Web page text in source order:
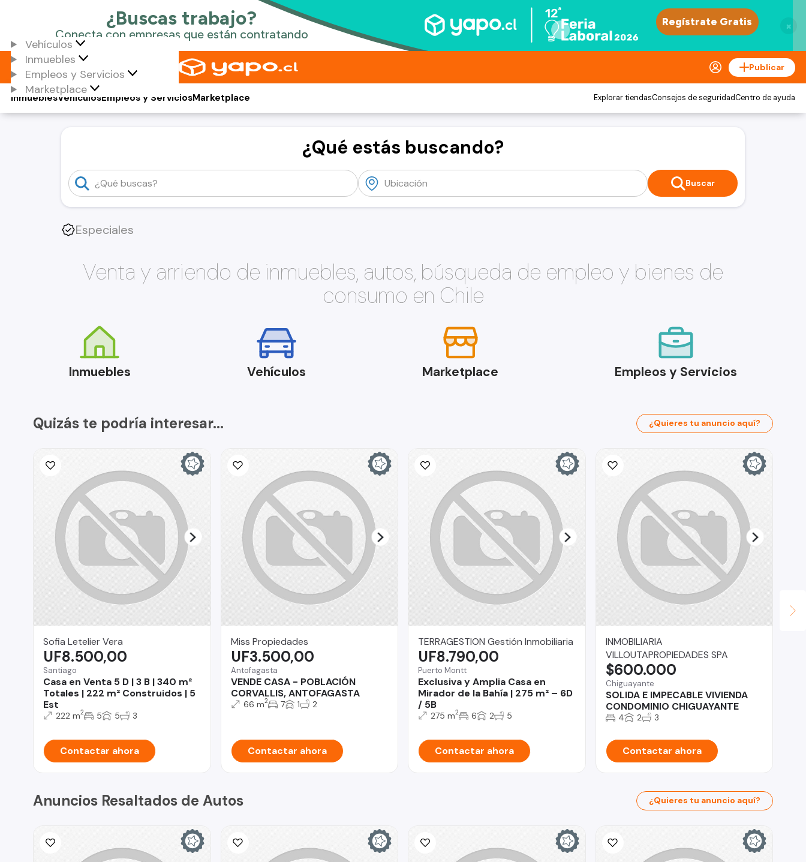
×
Vehículos
Inmuebles
Empleos y Servicios
Marketplace
Publicar
Vehículos
Inmuebles Empleos y ServiciosMarketplace Explorar tiendasConsejos de seguridadCentro de ayuda
¿Qué estás buscando?
Buscar
Especiales
Venta y arriendo de inmuebles, autos, búsqueda de empleo y bienes de
consumo en Chile
Inmuebles Vehículos Marketplace Empleos y Servicios
Quizás te podría interesar... ¿Quieres tu anuncio aquí?
Sofia Letelier Vera
Santiago
Casa en Venta 5 D | 3 B | 340 m²
Totales | 222 m² Construidos | 5
Est
UF8.500,00
222 m2 5 5 3
Contactar ahora
Miss Propiedades
Antofagasta
VENDE CASA - POBLACIÓN
CORVALLIS, ANTOFAGASTA
UF3.500,00
66 m2 7 1 2
Contactar ahora
TERRAGESTION Gestión Inmobiliaria
Puerto Montt
Exclusiva y Amplia Casa en
Mirador de la Bahía | 275 m² – 6D
/ 5B
UF8.790,00
275 m2 6 2 5
Contactar ahora
INMOBILIARIA
VILLOUTAPROPIEDADES SPA
Chiguayante
SOLIDA E IMPECABLE VIVIENDA
CONDOMINIO CHIGUAYANTE
$600.000
4 2 3
Contactar ahora
Anuncios Resaltados de Autos ¿Quieres tu anuncio aquí?